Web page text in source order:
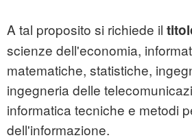
A tal proposito si richiede il
scienze dell'economia,
matematiche, statistiche,
ingegneria delle
informatica tecniche e metodi
dell'informazione.